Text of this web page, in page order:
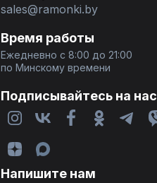
sales@ramonki.by
Время работы
Ежедневно с 8:00 до 21:00
по Минскому времени
Подписывайтесь на нас
Напишите нам